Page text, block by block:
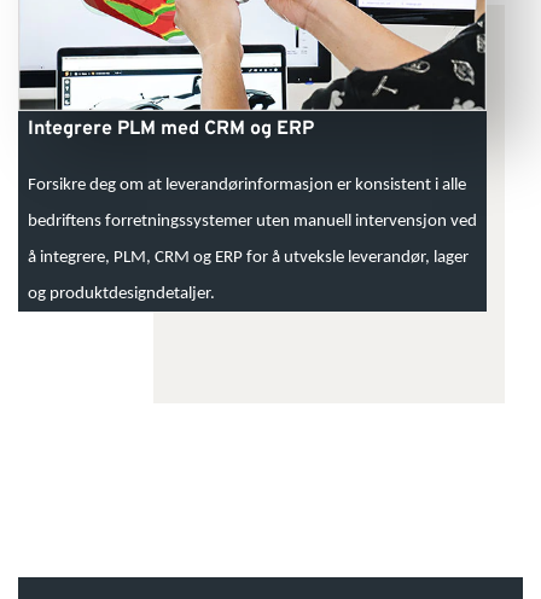
Integrere PLM med CRM og ERP
Forsikre deg om at leverandørinformasjon er konsistent i alle
bedriftens forretningssystemer uten manuell intervensjon ved
å integrere, PLM, CRM og ERP for å utveksle leverandør, lager
og produktdesigndetaljer.